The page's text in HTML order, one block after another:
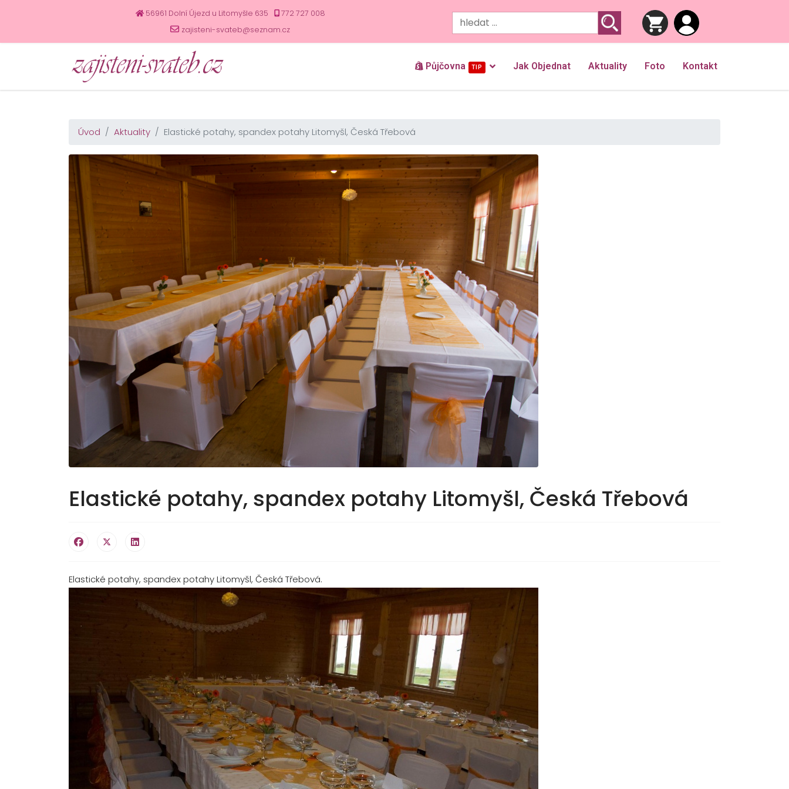
56961 Dolní Újezd u Litomyšle 635
772 727 008
zajisteni-svateb@seznam.cz
Půjčovna TIP Jak Objednat Aktuality Foto Kontakt
Úvod Aktuality Elastické potahy, spandex potahy Litomyšl, Česká Třebová
Elastické potahy, spandex potahy Litomyšl, Česká Třebová
Elastické potahy, spandex potahy Litomyšl, Česká Třebová.